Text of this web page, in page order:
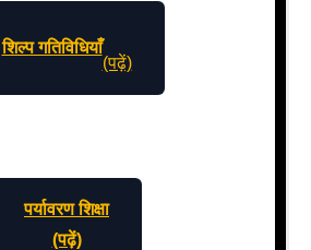
शिल्प गतिविधियाँ
(पढ़ें)
पर्यावरण शिक्षा
(पढ़ें)